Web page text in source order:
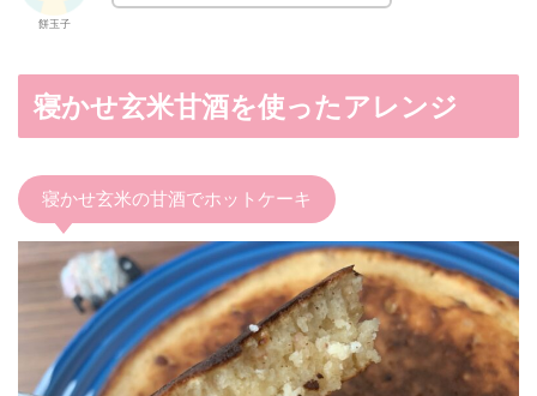
餅玉子
寝かせ玄米甘酒を使ったアレンジ
寝かせ玄米の甘酒でホットケーキ